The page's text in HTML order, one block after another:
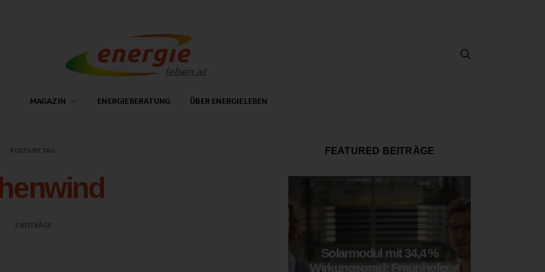
MAGAZIN ENERGIEBERATUNG ÜBER ENERGIELEBEN
POSTS BY TAG
2 BEITRÄGE
FEATURED BEITRÄGE
Solarmodul mit 34,4 %
Wirkungsgrad: Fraunhofer